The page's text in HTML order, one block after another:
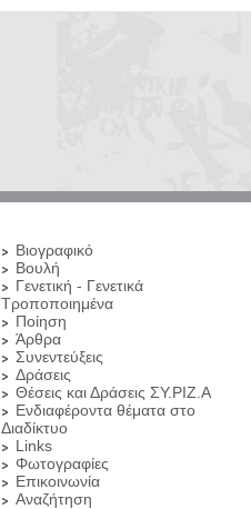
Βιογραφικό
Βουλή
Γενετική - Γενετικά
Τροποποιημένα
Ποίηση
Άρθρα
Συνεντεύξεις
Δράσεις
Θέσεις και Δράσεις ΣΥ.ΡΙΖ.Α
Ενδιαφέροντα θέματα στο
Διαδίκτυο
Links
Φωτογραφίες
Επικοινωνία
Αναζήτηση